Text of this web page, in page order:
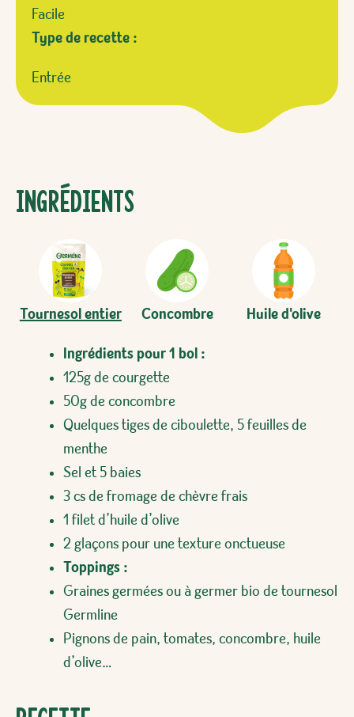
Facile
Type de recette :
Entrée
Ingrédients
Tournesol entier Concombre Huile d'olive
Ingrédients pour 1 bol :
125g de courgette
50g de concombre
Quelques tiges de ciboulette, 5 feuilles de
menthe
Sel et 5 baies
3 cs de fromage de chèvre frais
1 filet d’huile d’olive
2 glaçons pour une texture onctueuse
Toppings :
Graines germées ou à germer bio de tournesol
Germline
Pignons de pain, tomates, concombre, huile
d’olive…